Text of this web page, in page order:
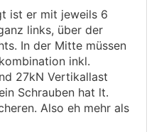
ist er mit jeweils 6
links, über der
In der Mitte müssen
inkl.
27kN Vertikallast
Schrauben hat lt.
Also eh mehr als